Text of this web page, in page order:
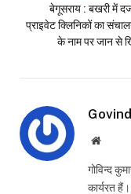
बेगूसराय : बखरी में
प्राइवेट क्लिनिकों का
के नाम पर जान से
Website
गोविन्द
कार्यरत